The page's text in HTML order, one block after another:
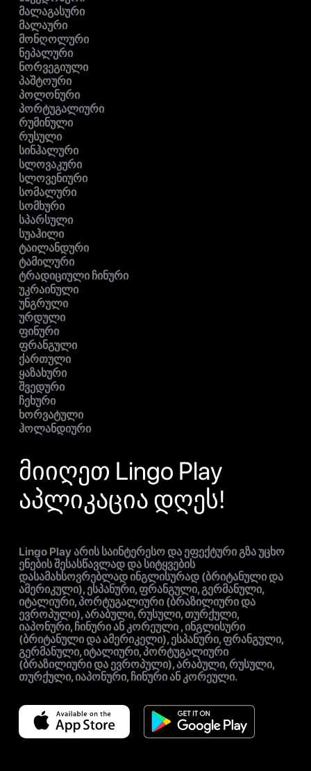
მალაგასური
მალაური
მონღოლური
ნეპალური
ნორვეგიული
პაშტოური
პოლონური
პორტუგალიური
რუმინული
რუსული
სინჰალური
სლოვაკური
სლოვენიური
სომალური
სომხური
სპარსული
სუაჰილი
ტაილანდური
ტამილური
ტრადიციული ჩინური
უკრაინული
უნგრული
ურდული
ფინური
ფრანგული
ქართული
ყაზახური
შვედური
ჩეხური
ხორვატული
ჰოლანდიური
მიიღეთ Lingo Play
აპლიკაცია დღეს!
Lingo Play არის საინტერესო და ეფექტური გზა უცხო
ენების შესასწავლად და სიტყვების
დასამახსოვრებლად ინგლისურად (ბრიტანული და
ამერიკული), ესპანური, ფრანგული, გერმანული,
იტალიური, პორტუგალიური (ბრაზილიური და
ევროპული), არაბული, რუსული, თურქული,
იაპონური, ჩინური ან კორეული , ინგლისური
(ბრიტანული და ამერიკელი), ესპანური, ფრანგული,
გერმანული, იტალიური, პორტუგალიური
(ბრაზილიური და ევროპული), არაბული, რუსული,
თურქული, იაპონური, ჩინური ან კორეული.